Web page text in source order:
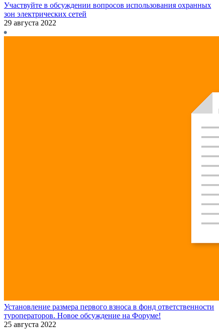
Участвуйте в обсуждении вопросов использования охранных
зон электрических сетей
29 августа 2022
Установление размера первого взноса в фонд ответственности
туроператоров. Новое обсуждение на Форуме!
25 августа 2022